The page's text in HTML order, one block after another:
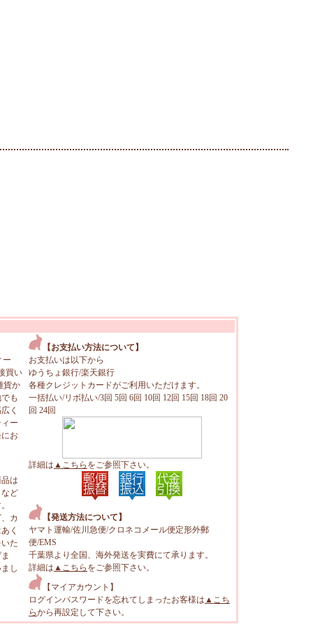
ー
買い
貨か
も
く
ー
お
は
ど
カ
く
た
し
【お支払い方法について】
お支払いは以下から
ゆうちょ銀行/楽天銀行
各種クレジットカードがご利用いただけます。
一括払い/リボ払い/3回 5回 6回 10回 12回 15回 18回 20
回 24回
詳細は ▲こちら をご参照下さい。
【発送方法について】
ヤマト運輸/佐川急便/クロネコメール便定形外郵
便/EMS
千葉県より全国、海外発送を実費にて承ります。
詳細は ▲こちら をご参照下さい。
【マイアカウント】
ログインパスワードを忘れてしまったお客様は ▲こち
らから再設定して下さい。